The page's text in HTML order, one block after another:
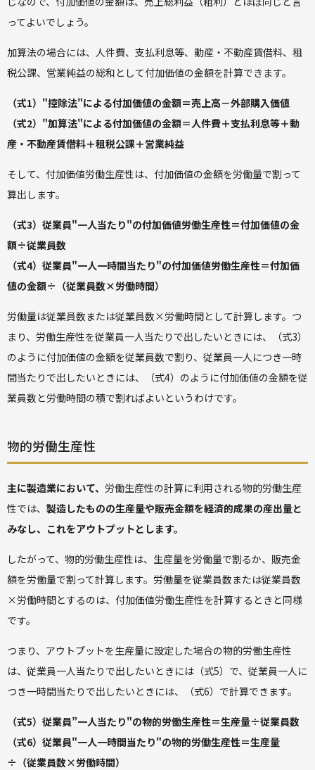
ってよいでしょう。
加算法の場合には、人件費、支払利息等、動産・不動産賃借料、租
税公課、営業純益の総和として付加価値の金額を計算できます。
（式1）"控除法"による付加価値の金額＝売上高－外部購入価値
（式2）"加算法"による付加価値の金額＝人件費＋支払利息等＋動
産・不動産賃借料＋租税公課＋営業純益
そして、付加価値労働生産性は、付加価値の金額を労働量で割って
算出します。
（式3）従業員"一人当たり"の付加価値労働生産性＝付加価値の金
額÷従業員数
（式4）従業員"一人一時間当たり"の付加価値労働生産性＝付加価
値の金額÷（従業員数×労働時間）
労働量は従業員数または従業員数×労働時間として計算します。つ
まり、労働生産性を従業員一人当たりで出したいときには、（式3）
のように付加価値の金額を従業員数で割り、従業員一人につき一時
間当たりで出したいときには、（式4）のように付加価値の金額を従
業員数と労働時間の積で割ればよいというわけです。
物的労働生産性
主に製造業において、 労働生産性の計算に利用される物的労働生産
性では、 製造したものの生産量や販売金額を経済的成果の産出量と
みなし、これをアウトプットとします。
したがって、物的労働生産性は、生産量を労働量で割るか、販売金
額を労働量で割って計算します。労働量を従業員数または従業員数
×労働時間とするのは、付加価値労働生産性を計算するときと同様
です。
つまり、アウトプットを生産量に設定した場合の物的労働生産性
は、従業員一人当たりで出したいときには（式5）で、従業員一人に
つき一時間当たりで出したいときには、（式6）で計算できます。
（式5）従業員”一人当たり"の物的労働生産性＝生産量÷従業員数
（式6）従業員"一人一時間当たり"の物的労働生産性＝生産量
÷（従業員数×労働時間）